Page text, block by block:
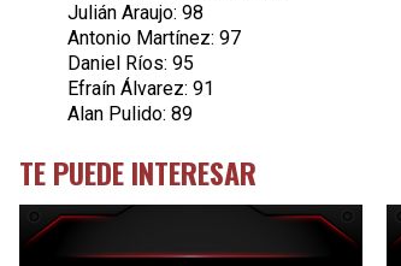
Julián Araujo: 98
Antonio Martínez: 97
Daniel Ríos: 95
Efraín Álvarez: 91
Alan Pulido: 89
TE PUEDE INTERESAR